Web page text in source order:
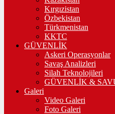
Kırgızistan
Özbekistan
Türkmenistan
KKTC
GÜVENLİK
Askeri Operasyonlar
Savaş Analizleri
Silah Teknolojileri
GÜVENLİK &
Galeri
Video Galeri
Foto Galeri